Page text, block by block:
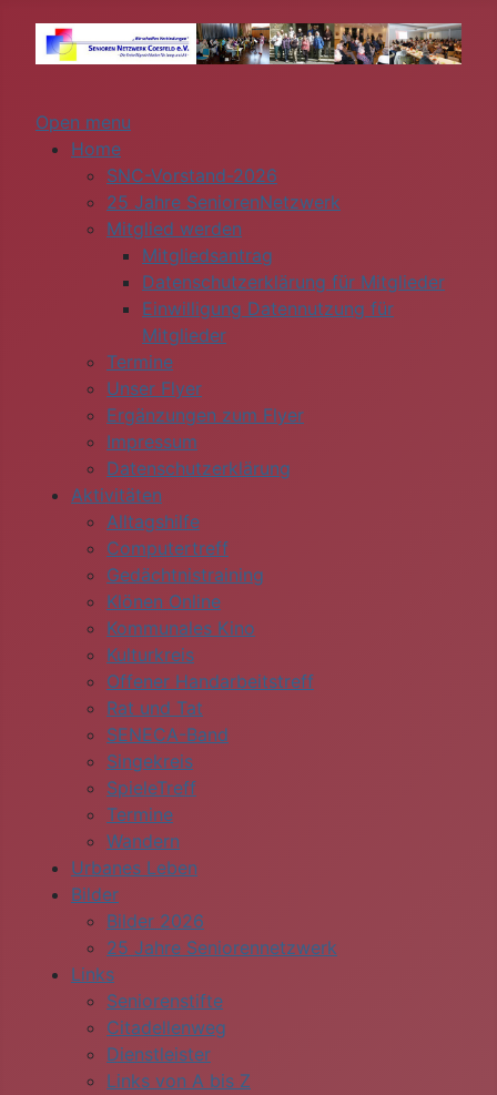
Open menu
Home
SNC-Vorstand-2026
25 Jahre SeniorenNetzwerk
Mitglied werden
Mitgliedsantrag
Datenschutzerklärung für Mitglieder
Einwilligung Datennutzung für
Mitglieder
Termine
Unser Flyer
Ergänzungen zum Flyer
Impressum
Datenschutzerklärung
Aktivitäten
Alltagshilfe
Computertreff
Gedächtnistraining
Klönen Online
Kommunales Kino
Kulturkreis
Offener Handarbeitstreff
Rat und Tat
SENECA-Band
Singekreis
SpieleTreff
Termine
Wandern
Urbanes Leben
Bilder
Bilder 2026
25 Jahre Seniorennetzwerk
Links
Seniorenstifte
Citadellenweg
Dienstleister
Links von A bis Z